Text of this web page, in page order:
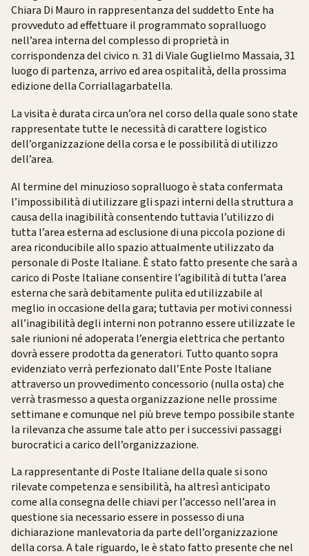
Chiara Di Mauro in rappresentanza del suddetto Ente ha
provveduto ad effettuare il programmato sopralluogo
nell’area interna del complesso di proprietà in
corrispondenza del civico n. 31 di Viale Guglielmo Massaia, 31
luogo di partenza, arrivo ed area ospitalità, della prossima
edizione della Corriallagarbatella.
La visita è durata circa un’ora nel corso della quale sono state
rappresentate tutte le necessità di carattere logistico
dell’organizzazione della corsa e le possibilità di utilizzo
dell’area.
Al termine del minuzioso sopralluogo è stata confermata
l’impossibilità di utilizzare gli spazi interni della struttura a
causa della inagibilità consentendo tuttavia l’utilizzo di
tutta l’area esterna ad esclusione di una piccola pozione di
area riconducibile allo spazio attualmente utilizzato da
personale di Poste Italiane. È stato fatto presente che sarà a
carico di Poste Italiane consentire l’agibilità di tutta l’area
esterna che sarà debitamente pulita ed utilizzabile al
meglio in occasione della gara; tuttavia per motivi connessi
all’inagibilità degli interni non potranno essere utilizzate le
sale riunioni né adoperata l’energia elettrica che pertanto
dovrà essere prodotta da generatori. Tutto quanto sopra
evidenziato verrà perfezionato dall’Ente Poste Italiane
attraverso un provvedimento concessorio (nulla osta) che
verrà trasmesso a questa organizzazione nelle prossime
settimane e comunque nel più breve tempo possibile stante
la rilevanza che assume tale atto per i successivi passaggi
burocratici a carico dell’organizzazione.
La rappresentante di Poste Italiane della quale si sono
rilevate competenza e sensibilità, ha altresì anticipato
come alla consegna delle chiavi per l’accesso nell’area in
questione sia necessario essere in possesso di una
dichiarazione manlevatoria da parte dell’organizzazione
della corsa. A tale riguardo, le è stato fatto presente che nel